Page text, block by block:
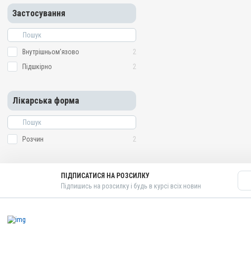
Застосування
Внутрішньом'язово
2
Підшкірно
2
Лікарська форма
Розчин 2
ПІДПИСАТИСЯ НА РОЗСИЛКУ
Підпишись на розсилку і будь в курсі всіх новин